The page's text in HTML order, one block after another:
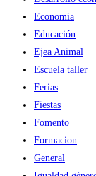
Economía
Educación
Ejea Animal
Escuela taller
Ferias
Fiestas
Fomento
Formacion
General